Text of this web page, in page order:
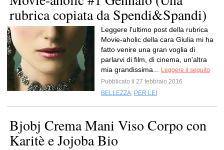
rubrica copiata da Spendi&Spandi)
Leggere l'ultimo post della rubrica
Movie-aholic della cara Giulia mi ha
fatto venire una gran voglia di
parlarvi di film, di cinema, un'altra
mia grandissima...
Leggere il seguito
Pubblicato il 27 febbraio 2016
BELLEZZA, PER LEI
Bjobj Crema Mani Viso Corpo con
Karitè e Jojoba Bio